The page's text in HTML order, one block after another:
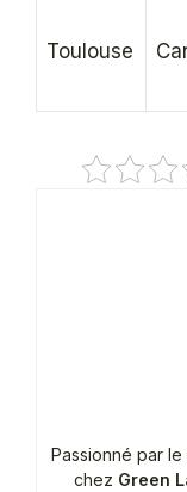
Toulouse
Passionné par
chez Green